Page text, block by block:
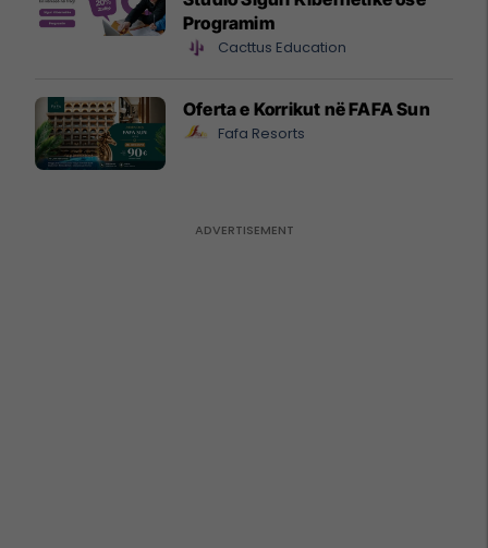
Programim
Cacttus Education
Oferta e Korrikut në FAFA Sun
Fafa Resorts